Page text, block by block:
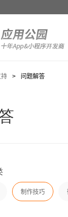
> 问题解答
制作技巧